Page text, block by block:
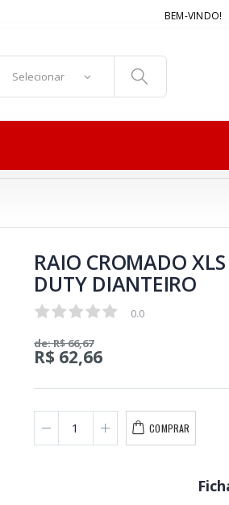
BEM-VINDO!
RAIO CROMADO
DUTY DIANTEIRO
0.0
0.0
de: R$ 66,67
R$ 62,66
COMPRAR